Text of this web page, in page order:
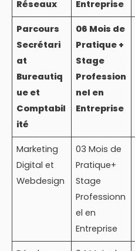
Réseaux Entreprise
Parcours
Secrétari
at
Bureautiq
ue et
Comptabil
ité
06 Mois de
Pratique +
Stage
Profession
nel en
Entreprise
Marketing
Digital et
Webdesign
03 Mois de
Pratique+
Stage
Professionn
el en
Entreprise